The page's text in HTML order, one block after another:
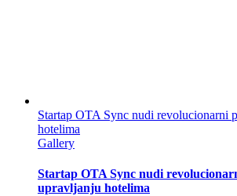
Startap OTA Sync nudi revolucionarni
hotelima
Gallery
Startap OTA Sync nudi
upravljanju hotelima